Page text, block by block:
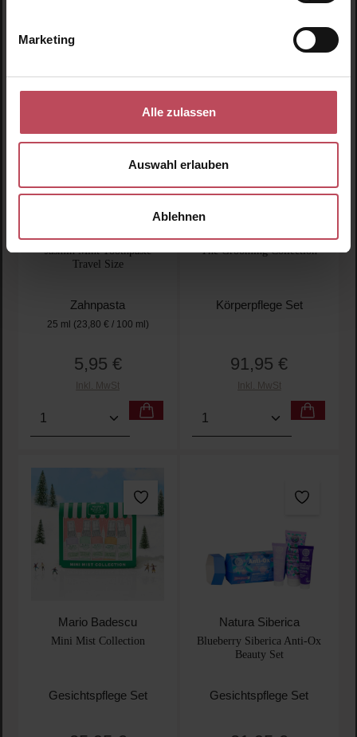
Marketing
Alle zulassen
Auswahl erlauben
Ablehnen
Jasmin Mint Toothpaste
Travel Size
Zahnpasta
25 ml (23,80 € / 100 ml)
Regulärer Preis:
5,95 €
Inkl. MwSt
Produkt Anzahl: Gib den gewünschten Wert ein
The Grooming Collection
Körperpflege Set
Regulärer Preis:
91,95 €
Inkl. MwSt
Produkt Anzahl: Gib
Mario Badescu
Mini Mist Collection
Gesichtspflege Set
Natura Siberica
Blueberry Siberica Anti-Ox
Beauty Set
Gesichtspflege Set